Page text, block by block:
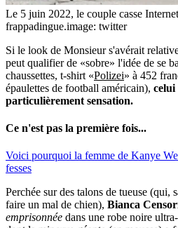
Le 5 juin 2022, le couple casse
frappadingue.image: twitter
Si le look de Monsieur s'avérait
peut qualifier de «sobre» l'idée de se
chaussettes, t-shirt «Polizei» à 452
épaulettes de football américain), celui
particulièrement sensation.
Ce n'est pas la première fois...
Voici pourquoi la femme de Kanye
fesses
Perchée sur des talons de tueuse (qui,
faire un mal de chien), Bianca
emprisonnée dans une robe noire